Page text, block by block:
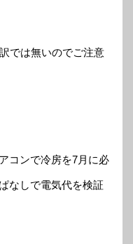
では無いのでご注意
コンで冷房を7月に必
なしで電気代を検証